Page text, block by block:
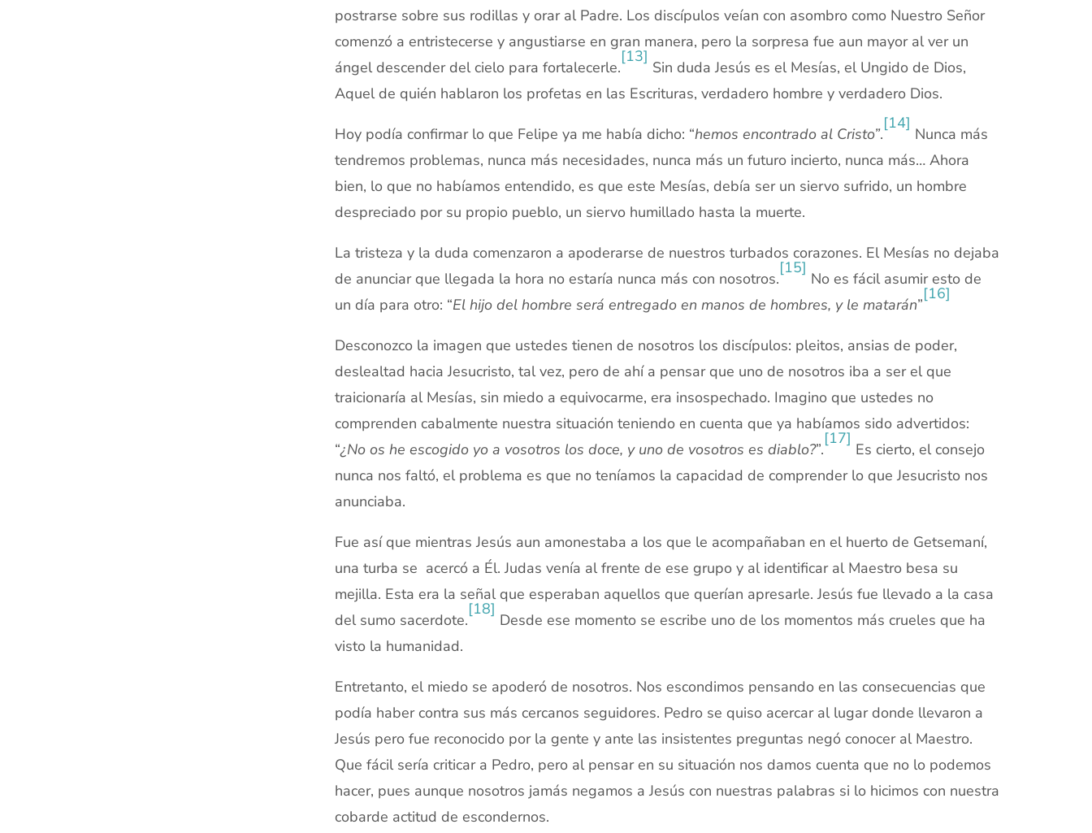
postrarse sobre sus rodillas y orar al Padre. Los discípulos veían con asombro como Nuestro Señor
comenzó a entristecerse y angustiarse en gran manera, pero la sorpresa fue aun mayor al ver un
ángel descender del cielo para fortalecerle.
[13]
Sin duda Jesús es el Mesías, el Ungido de Dios,
Aquel de quién hablaron los profetas en las Escrituras, verdadero hombre y verdadero Dios.
Hoy podía confirmar lo que Felipe ya me había dicho: “hemos encontrado al Cristo”.
[14]
Nunca más
tendremos problemas, nunca más necesidades, nunca más un futuro incierto, nunca más… Ahora
bien, lo que no habíamos entendido, es que este Mesías, debía ser un siervo sufrido, un hombre
despreciado por su propio pueblo, un siervo humillado hasta la muerte.
La tristeza y la duda comenzaron a apoderarse de nuestros turbados corazones. El Mesías no dejaba
de anunciar que llegada la hora no estaría nunca más con nosotros.
[15]
No es fácil asumir esto de
un día para otro: “El hijo del hombre será entregado en manos de hombres, y le matarán”
[16]
Desconozco la imagen que ustedes tienen de nosotros los discípulos: pleitos, ansias de poder,
deslealtad hacia Jesucristo, tal vez, pero de ahí a pensar que uno de nosotros iba a ser el que
traicionaría al Mesías, sin miedo a equivocarme, era insospechado. Imagino que ustedes no
comprenden cabalmente nuestra situación teniendo en cuenta que ya habíamos sido advertidos:
“¿No os he escogido yo a vosotros los doce, y uno de vosotros es diablo?”.
[17]
Es cierto, el consejo
nunca nos faltó, el problema es que no teníamos la capacidad de comprender lo que Jesucristo nos
anunciaba.
Fue así que mientras Jesús aun amonestaba a los que le acompañaban en el huerto de Getsemaní,
una turba se acercó a Él. Judas venía al frente de ese grupo y al identificar al Maestro besa su
mejilla. Esta era la señal que esperaban aquellos que querían apresarle. Jesús fue llevado a la casa
del sumo sacerdote.
[18]
Desde ese momento se escribe uno de los momentos más crueles que ha
visto la humanidad.
Entretanto, el miedo se apoderó de nosotros. Nos escondimos pensando en las consecuencias que
podía haber contra sus más cercanos seguidores. Pedro se quiso acercar al lugar donde llevaron a
Jesús pero fue reconocido por la gente y ante las insistentes preguntas negó conocer al Maestro.
Que fácil sería criticar a Pedro, pero al pensar en su situación nos damos cuenta que no lo podemos
hacer, pues aunque nosotros jamás negamos a Jesús con nuestras palabras si lo hicimos con nuestra
cobarde actitud de escondernos.